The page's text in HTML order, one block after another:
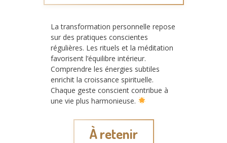
La transformation personnelle repose
sur des pratiques conscientes
régulières. Les rituels et la méditation
favorisent l’équilibre intérieur.
Comprendre les énergies subtiles
enrichit la croissance spirituelle.
Chaque geste conscient contribue à
une vie plus harmonieuse.
À retenir